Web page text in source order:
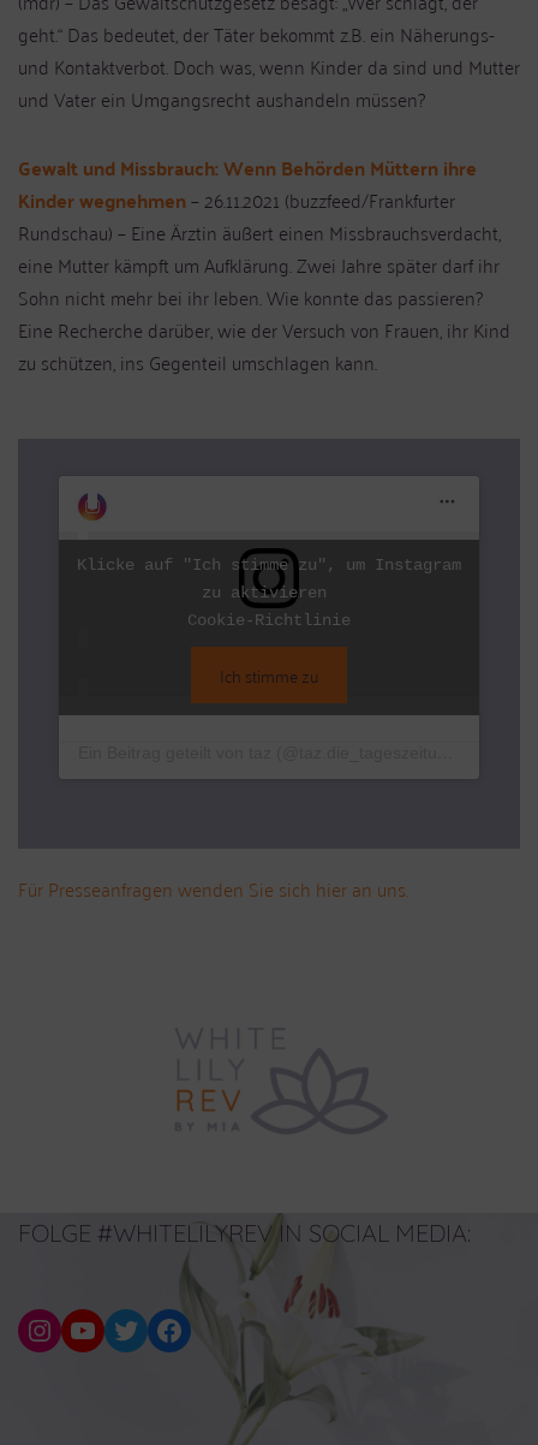
geht.“ Das bedeutet, der Täter bekommt z.B. ein Näherungs-
und Kontaktverbot. Doch was, wenn Kinder da sind und Mutter
und Vater ein Umgangsrecht aushandeln müssen?
Gewalt und Missbrauch: Wenn Behörden Müttern ihre
Kinder wegnehmen– 26.11.2021 (buzzfeed/Frankfurter
Rundschau) – Eine Ärztin äußert einen Missbrauchsverdacht,
eine Mutter kämpft um Aufklärung. Zwei Jahre später darf ihr
Sohn nicht mehr bei ihr leben. Wie konnte das passieren?
Eine Recherche darüber, wie der Versuch von Frauen, ihr Kind
zu schützen, ins Gegenteil umschlagen kann.
Klicke auf "Ich stimme zu", um Instagram
zu aktivieren
Cookie-Richtlinie
Ich stimme zu
Für Presseanfragen wenden Sie sich hier an uns.
FOLGE #WHITELILYREV IN SOCIAL MEDIA: